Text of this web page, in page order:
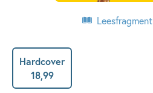
Leesfragment
Hardcover
18,99